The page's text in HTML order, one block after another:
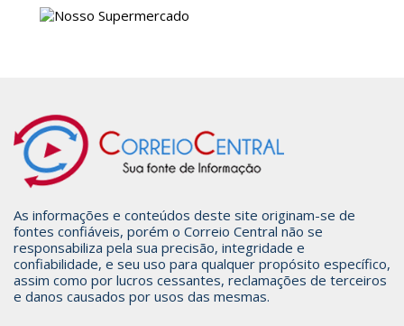
As informações e conteúdos deste site originam-se de
fontes confiáveis, porém o Correio Central não se
responsabiliza pela sua precisão, integridade e
confiabilidade, e seu uso para qualquer propósito específico,
assim como por lucros cessantes, reclamações de terceiros
e danos causados por usos das mesmas.